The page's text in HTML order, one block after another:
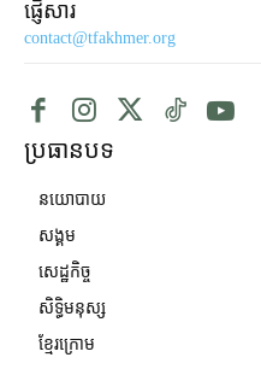
ផ្ញើសារ
contact@tfakhmer.org
ប្រធានបទ
នយោបាយ
សង្គម
សេដ្ឋកិច្ច
សិទ្ធិមនុស្ស
ខ្មែរក្រោម